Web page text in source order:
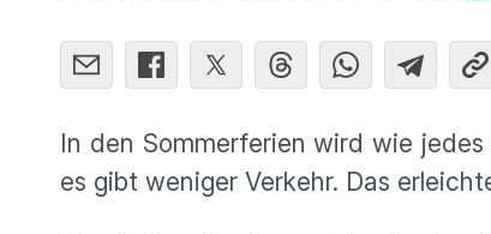
In den Sommerferien wird wie
es gibt weniger Verkehr. Das